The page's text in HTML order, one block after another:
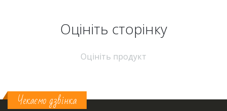
Оцініть cторінку
Оцініть продукт
Чекаємо дзвінка